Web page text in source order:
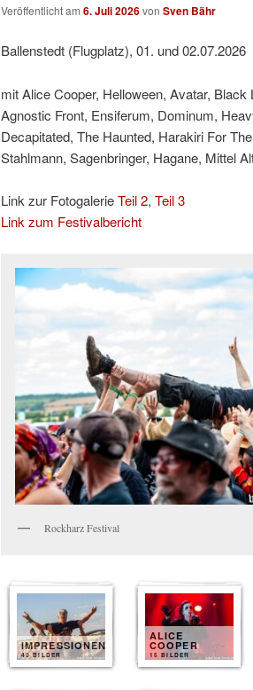
Veröffentlicht am 6. Juli 2026von Sven Bähr
Ballenstedt (Flugplatz), 01. und 02.07.2026
mit Alice Cooper, Helloween, Avatar,
Agnostic Front, Ensiferum, Dominum,
Decapitated, The Haunted, Harakiri For
Stahlmann, Sagenbringer, Hagane, Mittel
Link zur FotogalerieTeil 2, Teil 3
Link zum Festivalbericht
Rockharz Festival
IMPRESSIONEN
40 BILDER
ALICE
COOPER
15 BILDER